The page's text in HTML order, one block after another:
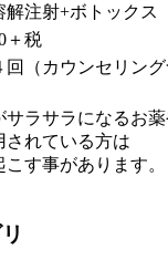
解注射+ボトックス
＋税
回（カウンセリン
サラサラになるお
されている方は
こす事があります。